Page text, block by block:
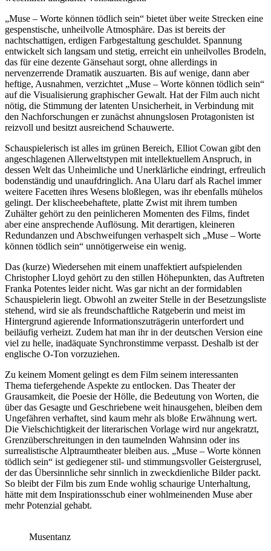
„Muse – Worte können tödlich sein“ bietet über weite Strecken eine
gespenstische, unheilvolle Atmosphäre. Das ist bereits der
nachtschattigen, erdigen Farbgestaltung geschuldet. Spannung
entwickelt sich langsam und stetig, erreicht ein unheilvolles Brodeln,
das für eine dezente Gänsehaut sorgt, ohne allerdings in
nervenzerrende Dramatik auszuarten. Bis auf wenige, dann aber
heftige, Ausnahmen, verzichtet „Muse – Worte können tödlich sein“
auf die Visualisierung graphischer Gewalt. Hat der Film auch nicht
nötig, die Stimmung der latenten Unsicherheit, in Verbindung mit
den Nachforschungen er zunächst ahnungslosen Protagonisten ist
reizvoll und besitzt ausreichend Schauwerte.
Schauspielerisch ist alles im grünen Bereich, Elliot Cowan gibt den
angeschlagenen Allerweltstypen mit intellektuellem Anspruch, in
dessen Welt das Unheimliche und Unerklärliche eindringt, erfreulich
bodenständig und unaufdringlich. Ana Ularu darf als Rachel immer
weitere Facetten ihres Wesens bloßlegen, was ihr ebenfalls mühelos
gelingt. Der klischeebehaftete, platte Zwist mit ihrem tumben
Zuhälter gehört zu den peinlicheren Momenten des Films, findet
aber eine ansprechende Auflösung. Mit derartigen, kleineren
Redundanzen und Abschweifungen verhaspelt sich „Muse – Worte
können tödlich sein“ unnötigerweise ein wenig.
Das (kurze) Wiedersehen mit einem unaffektiert aufspielenden
Christopher Lloyd gehört zu den stillen Höhepunkten, das Auftreten
Franka Potentes leider nicht. Was gar nicht an der formidablen
Schauspielerin liegt. Obwohl an zweiter Stelle in der Besetzungsliste
stehend, wird sie als freundschaftliche Ratgeberin und meist im
Hintergrund agierende Informationszuträgerin unterfordert und
beiläufig verheizt. Zudem hat man ihr in der deutschen Version eine
viel zu helle, inadäquate Synchronstimme verpasst. Deshalb ist der
englische O-Ton vorzuziehen.
Zu keinem Moment gelingt es dem Film seinem interessanten
Thema tiefergehende Aspekte zu entlocken. Das Theater der
Grausamkeit, die Poesie der Hölle, die Bedeutung von Worten, die
über das Gesagte und Geschriebene weit hinausgehen, bleiben dem
Ungefähren verhaftet, sind kaum mehr als bloße Erwähnung wert.
Die Vielschichtigkeit der literarischen Vorlage wird nur angekratzt,
Grenzüberschreitungen in den taumelnden Wahnsinn oder ins
surrealistische Alptraumtheater bleiben aus. „Muse – Worte können
tödlich sein“ ist gediegener stil- und stimmungsvoller Geistergrusel,
der das Übersinnliche sehr sinnlich in zweckdienliche Bilder packt.
So bleibt der Film bis zum Ende wohlig schaurige Unterhaltung,
hätte mit dem Inspirationsschub einer wohlmeinenden Muse aber
mehr Potenzial gehabt.
Musentanz